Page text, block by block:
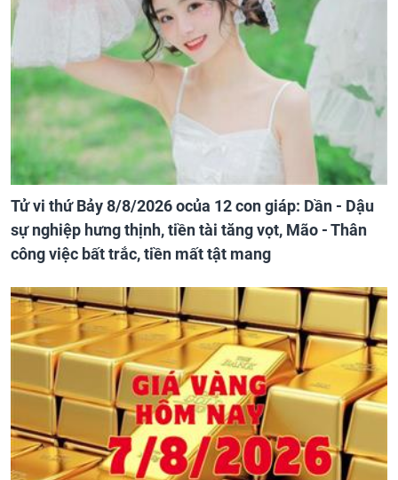
Tử vi thứ Bảy 8/8/2026 ocủa 12 con giáp: Dần - Dậu
sự nghiệp hưng thịnh, tiền tài tăng vọt, Mão - Thân
công việc bất trắc, tiền mất tật mang